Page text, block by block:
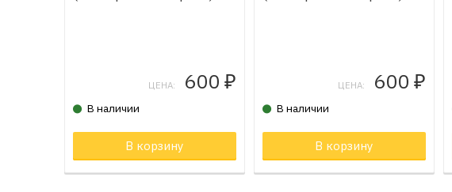
ЦЕНА: 600 ₽
В наличии
В корзину Товар в корзине
ЦЕНА: 600 ₽
В наличии
В корзину